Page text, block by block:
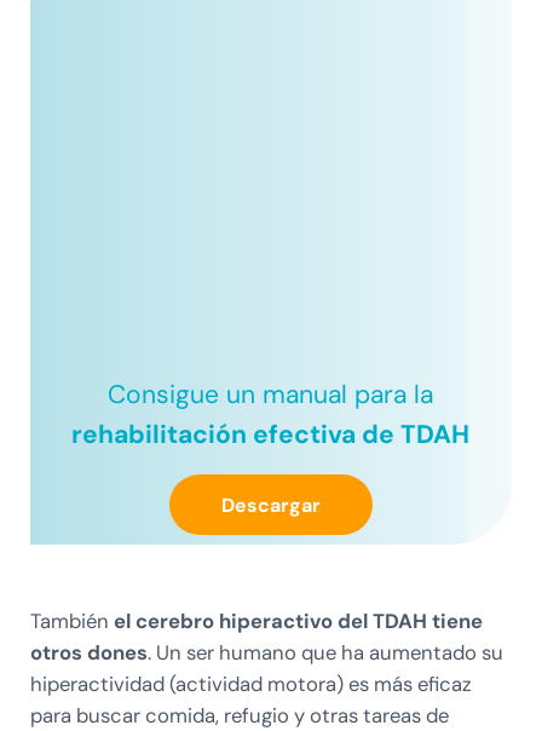
Consigue un manual para la
rehabilitación efectiva de TDAH
Descargar
También el cerebro hiperactivo del TDAH tiene
otros dones. Un ser humano que ha aumentado su
hiperactividad (actividad motora) es más eficaz
para buscar comida, refugio y otras tareas de